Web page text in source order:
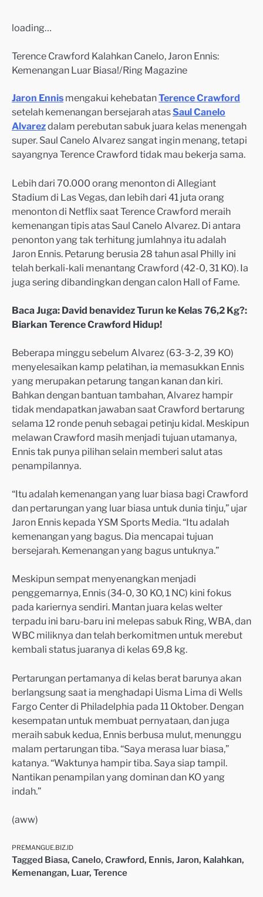
loading…
Terence Crawford Kalahkan Canelo, Jaron Ennis:
Kemenangan Luar Biasa!/Ring Magazine
Jaron Ennis mengakui kehebatanTerence Crawford
setelah kemenangan bersejarah atasSaul Canelo
Alvarezdalam perebutan sabuk juara kelas menengah
super. Saul Canelo Alvarez sangat ingin menang, tetapi
sayangnya Terence Crawford tidak mau bekerja sama.
Lebih dari 70.000 orang menonton di Allegiant
Stadium di Las Vegas, dan lebih dari 41 juta orang
menonton di Netflix saat Terence Crawford meraih
kemenangan tipis atas Saul Canelo Alvarez. Di antara
penonton yang tak terhitung jumlahnya itu adalah
Jaron Ennis. Petarung berusia 28 tahun asal Philly ini
telah berkali-kali menantang Crawford (42-0, 31 KO). Ia
juga sering dibandingkan dengan calon Hall of Fame.
Baca Juga: David benavidez Turun ke Kelas 76,2 Kg?:
Biarkan Terence Crawford Hidup!
Beberapa minggu sebelum Alvarez (63-3-2, 39 KO)
menyelesaikan kamp pelatihan, ia memasukkan Ennis
yang merupakan petarung tangan kanan dan kiri.
Bahkan dengan bantuan tambahan, Alvarez hampir
tidak mendapatkan jawaban saat Crawford bertarung
selama 12 ronde penuh sebagai petinju kidal. Meskipun
melawan Crawford masih menjadi tujuan utamanya,
Ennis tak punya pilihan selain memberi salut atas
penampilannya.
“Itu adalah kemenangan yang luar biasa bagi Crawford
dan pertarungan yang luar biasa untuk dunia tinju,” ujar
Jaron Ennis kepada YSM Sports Media. “Itu adalah
kemenangan yang bagus. Dia mencapai tujuan
bersejarah. Kemenangan yang bagus untuknya.”
Meskipun sempat menyenangkan menjadi
penggemarnya, Ennis (34-0, 30 KO, 1 NC) kini fokus
pada kariernya sendiri. Mantan juara kelas welter
terpadu ini baru-baru ini melepas sabuk Ring, WBA, dan
WBC miliknya dan telah berkomitmen untuk merebut
kembali status juaranya di kelas 69,8 kg.
Pertarungan pertamanya di kelas berat barunya akan
berlangsung saat ia menghadapi Uisma Lima di Wells
Fargo Center di Philadelphia pada 11 Oktober. Dengan
kesempatan untuk membuat pernyataan, dan juga
meraih sabuk kedua, Ennis berbusa mulut, menunggu
malam pertarungan tiba. “Saya merasa luar biasa,”
katanya. “Waktunya hampir tiba. Saya siap tampil.
Nantikan penampilan yang dominan dan KO yang
indah.”
(aww)
PREMANGUE.BIZ.ID
Tagged Biasa, Canelo, Crawford, Ennis, Jaron, Kalahkan,
Kemenangan, Luar, Terence